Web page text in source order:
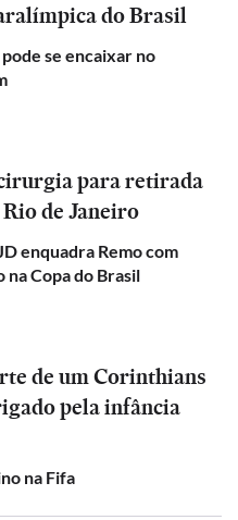
do Brasil
se encaixar no
para retirada
de Janeiro
enquadra Remo com
Copa do Brasil
de um Corinthians
pela infância
na Fifa